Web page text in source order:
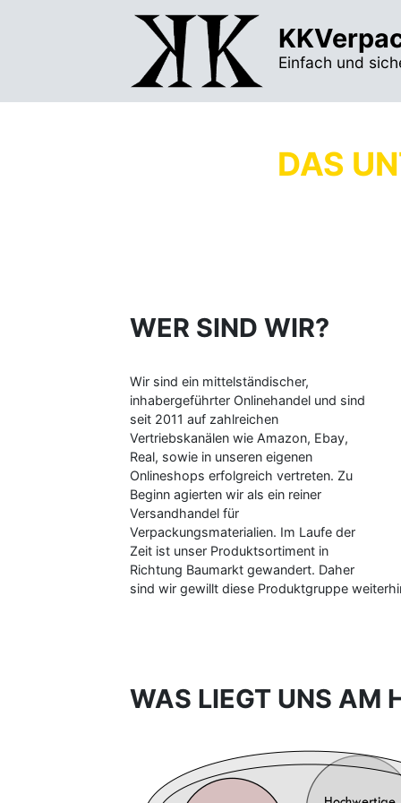
Einfach und
DAS
WER SIND WIR?
Wir sind ein mittelständischer,
inhabergeführter Onlinehandel und sind
seit 2011 auf zahlreichen
Vertriebskanälen wie Amazon, Ebay,
Real, sowie in unseren eigenen
Onlineshops erfolgreich vertreten. Zu
Beginn agierten wir als ein reiner
Versandhandel für
Verpackungsmaterialien. Im Laufe der
Zeit ist unser Produktsortiment in
Richtung Baumarkt gewandert. Daher
sind wir gewillt diese Produktgruppe
WAS LIEGT UNS AM